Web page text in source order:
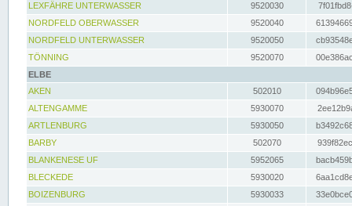
LEXFÄHRE UNTERWASSER
9520030
NORDFELD OBERWASSER
9520040
NORDFELD UNTERWASSER
9520050
TÖNNING
9520070
ELBE
AKEN
502010
ALTENGAMME
5930070
ARTLENBURG
5930050
BARBY
502070
BLANKENESE UF
5952065
BLECKEDE
5930020
BOIZENBURG
5930033